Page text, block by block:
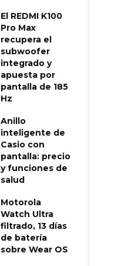
El REDMI K100
Pro Max
recupera el
subwoofer
integrado y
apuesta por
pantalla de 185
Hz
Anillo
inteligente de
Casio con
pantalla: precio
y funciones de
salud
Motorola
Watch Ultra
filtrado, 13 días
de batería
sobre Wear OS